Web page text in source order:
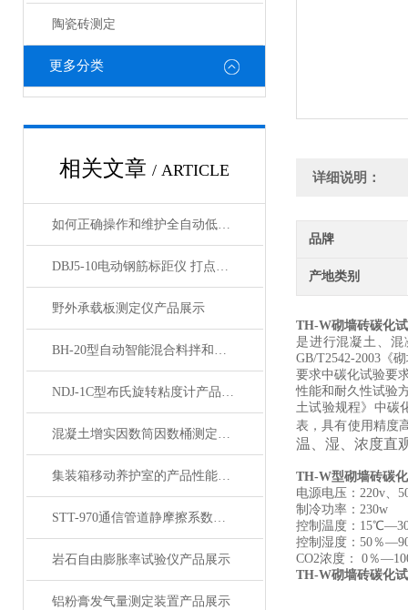
陶瓷砖测定
更多分类
相关文章 / ARTICLE
如何正确操作和维护全自动低温冻融试验箱？
DBJ5-10电动钢筋标距仪 打点机产品展示
野外承载板测定仪产品展示
BH-20型自动智能混合料拌和机 产品展示
NDJ-1C型布氏旋转粘度计产品展示
混凝土增实因数筒因数桶测定仪产品展示
集装箱移动养护室的产品性能特点和基本配置要求
STT-970通信管道静摩擦系数测量仪产品展示
岩石自由膨胀率试验仪产品展示
铝粉膏发气量测定装置产品展示
详细说明：
品牌
产地类别
TH-W砌墙砖碳化
是进行混凝土、混
GB/T2542-2003《
要求中碳化试验要
性能和耐久性试验
土试验规程》中碳
表，具有使用精度
温、湿、浓度直
TH-W型砌墙砖碳
电源电压： 220v
制冷功率： 230w
控制温度：
控制湿度： 50％
CO2浓度： 0％
TH-W砌墙砖碳化